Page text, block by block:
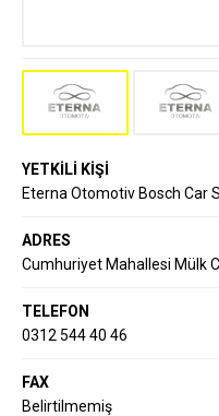
YETKİLİ KİŞİ
Eterna Otomotiv Bosch Car
ADRES
Cumhuriyet Mahallesi Mülk
TELEFON
0312 544 40 46
FAX
Belirtilmemiş